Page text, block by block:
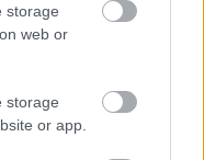
storage
web or
storage
or app.
Λεγάκη.